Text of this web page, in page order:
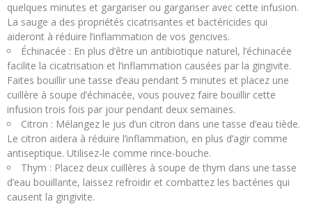
quelques minutes et gargariser ou gargariser avec cette infusion.
La sauge a des propriétés cicatrisantes et bactéricides qui
aideront à réduire l’inflammation de vos gencives.
Échinacée : En plus d’être un antibiotique naturel, l’échinacée
facilite la cicatrisation et l’inflammation causées par la gingivite.
Faites bouillir une tasse d’eau pendant 5 minutes et placez une
cuillère à soupe d’échinacée, vous pouvez faire bouillir cette
infusion trois fois par jour pendant deux semaines.
Citron : Mélangez le jus d’un citron dans une tasse d’eau tiède.
Le citron aidera à réduire l’inflammation, en plus d’agir comme
antiseptique. Utilisez-le comme rince-bouche.
Thym : Placez deux cuillères à soupe de thym dans une tasse
d’eau bouillante, laissez refroidir et combattez les bactéries qui
causent la gingivite.